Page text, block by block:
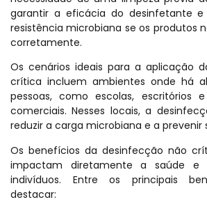
garantir a eficácia do desinfetante e
resistência microbiana se os produtos
corretamente.
Os cenários ideais para a aplicação
crítica incluem ambientes onde há
pessoas, como escolas, escritórios
comerciais. Nesses locais, a
reduzir a carga microbiana e a prevenir
Os benefícios da desinfecção não
impactam diretamente a saúde e
indivíduos. Entre os principais
destacar: